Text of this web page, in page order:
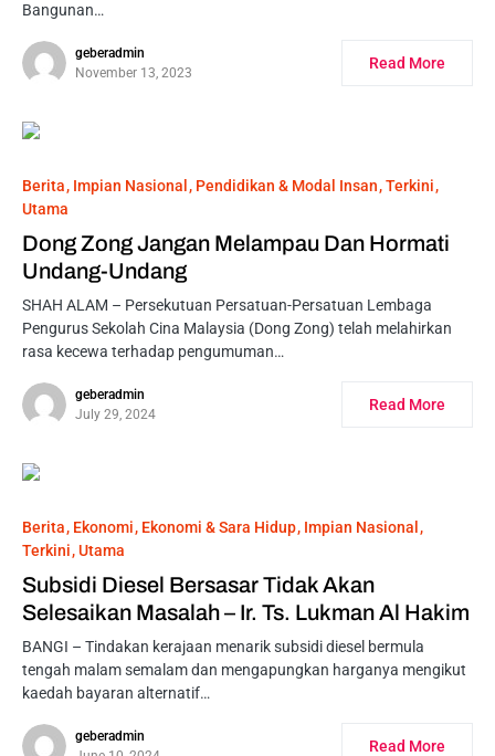
Bangunan…
geberadmin
November 13, 2023
Read More
Berita Impian Nasional Pendidikan & Modal Insan Terkini
Utama
Dong Zong Jangan Melampau Dan Hormati
Undang-Undang
SHAH ALAM – Persekutuan Persatuan-Persatuan Lembaga
Pengurus Sekolah Cina Malaysia (Dong Zong) telah melahirkan
rasa kecewa terhadap pengumuman…
geberadmin
July 29, 2024
Read More
Berita Ekonomi Ekonomi & Sara Hidup Impian Nasional
Terkini Utama
Subsidi Diesel Bersasar Tidak Akan
Selesaikan Masalah – Ir. Ts. Lukman Al Hakim
BANGI – Tindakan kerajaan menarik subsidi diesel bermula
tengah malam semalam dan mengapungkan harganya mengikut
kaedah bayaran alternatif…
geberadmin
Read More